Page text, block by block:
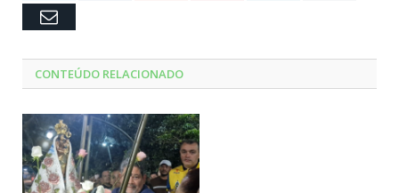
Email
CONTEÚDO RELACIONADO